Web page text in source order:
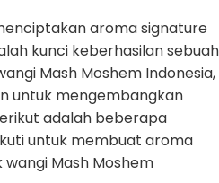
aroma signature
kunci keberhasilan sebuah
Mash Moshem Indonesia,
untuk mengembangkan
adalah beberapa
untuk membuat aroma
Mash Moshem